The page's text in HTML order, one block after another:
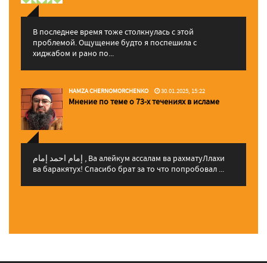
В последнее время тоже столкнулась с этой
проблемой. Ощущение будто я поспешила с
хиджабом и рано по...
HAMZA CHERNOMORCHENKO 30.01.2025, 15:22
Мнение по теме о 73-х течениях в исламе
إمام احمد إمام , Ва алейкум ассалам ва рахматуЛлахи
ва баракятух! Спасибо брат за то что попробовал ...